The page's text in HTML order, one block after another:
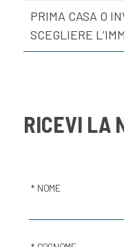
PRIMA CASA O
SCEGLIERE
RICEVI LA
* NOME